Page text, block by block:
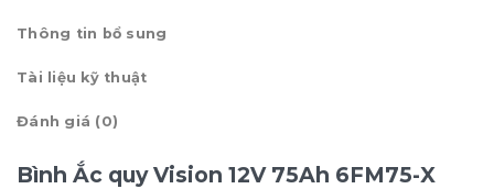
Thông tin bổ sung
Tài liệu kỹ thuật
Đánh giá (0)
Bình Ắc quy Vision 12V 75Ah 6FM75-X